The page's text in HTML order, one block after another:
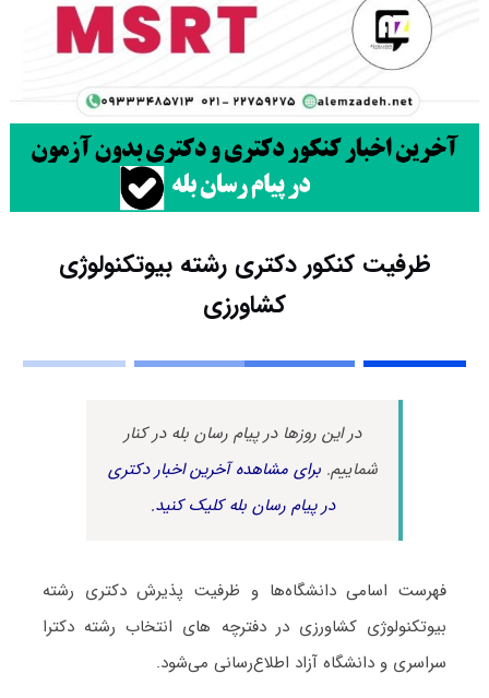
ظرفیت کنکور دکتری رشته بیوﺗﻜﻨﻮﻟﻮژی
ﻛﺸﺎورزی
در این روزها در پیام رسان بله در کنار
شماییم.برای مشاهده آخرین اخبار دکتری
در پیام رسان بله کلیک کنید.
فهرست اسامی دانشگاه‌ها و ظرفیت پذیرش دکتری رشته
بیوﺗﻜﻨﻮﻟﻮژی ﻛﺸﺎورزی در دفترچه های انتخاب رشته دکترا
سراسری و دانشگاه آزاد اطلاع‌رسانی می‌شود.